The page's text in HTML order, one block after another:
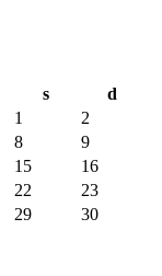
s
d
1
2
8
9
15
16
22
23
29
30